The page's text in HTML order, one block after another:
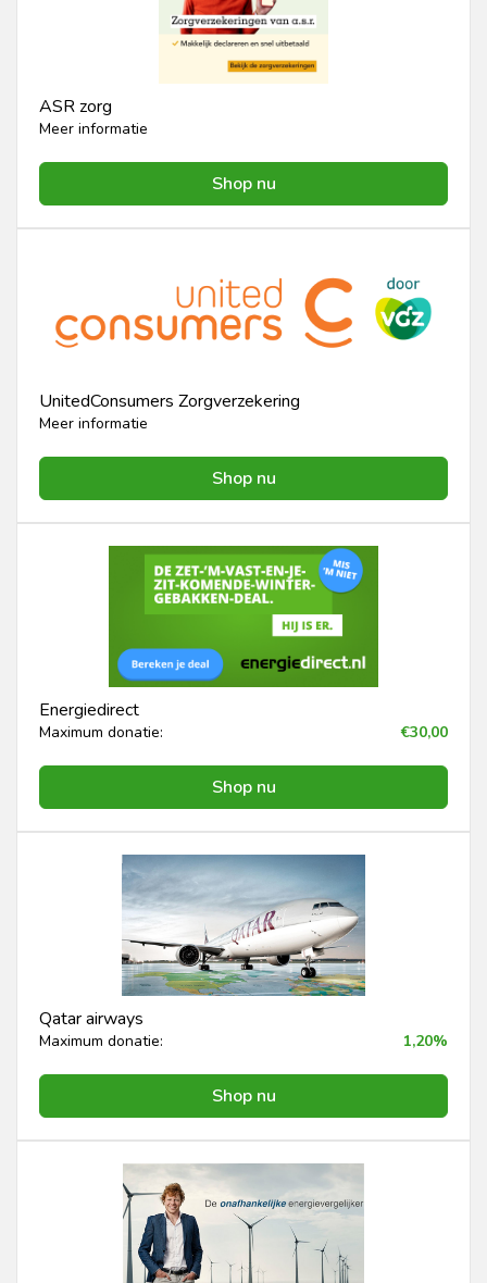
ASR zorg
Meer informatie
Shop nu
UnitedConsumers Zorgverzekering
Meer informatie
Shop nu
Energiedirect
Maximum donatie: €30,00
Shop nu
Qatar airways
Maximum donatie: 1,20%
Shop nu